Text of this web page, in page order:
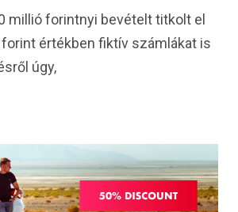
millió forintnyi bevételt titkolt el
értékben fiktív számlákat is
úgy,